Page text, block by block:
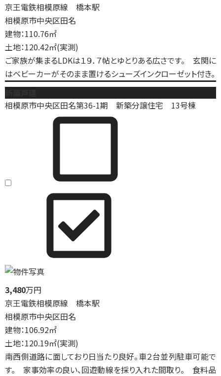
京王電鉄相模原線 橋本駅
相模原市中央区田名
建物：110.76㎡
土地：120.42㎡(実測)
ご家族が集まるLDKは１９．７帖とゆとりある広さです。 玄関に
はベビーカーがそのまま置けるシューズインクローゼット付き。
相模原市中央区田名第36-1期 新築分譲住宅 13号棟
3,480万円
京王電鉄相模原線 橋本駅
相模原市中央区田名
建物：106.92㎡
土地：120.19㎡(実測)
南西側道路に面しており日当たり良好。車２台並列駐車可能で
す。 家事効率の良い、回遊動線を採り入れた間取り。 食料品